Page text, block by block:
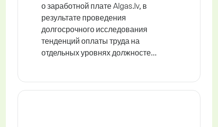
о заработной плате Algas.lv, в
результате проведения
долгосрочного исследования
тенденций оплаты труда на
отдельных уровнях должносте...